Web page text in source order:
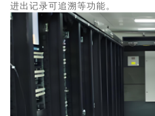
进出记录可追溯等功能。